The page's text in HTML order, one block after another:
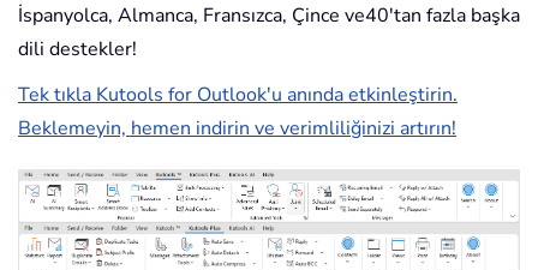
İspanyolca, Almanca, Fransızca, Çince ve40'tan fazla başka
dili destekler!
Tek tıkla Kutools for Outlook'u anında etkinleştirin.
Beklemeyin, hemen indirin ve verimliliğinizi artırın!